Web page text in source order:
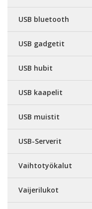
USB bluetooth
USB gadgetit
USB hubit
USB kaapelit
USB muistit
USB-Serverit
Vaihtotyökalut
Vaijerilukot